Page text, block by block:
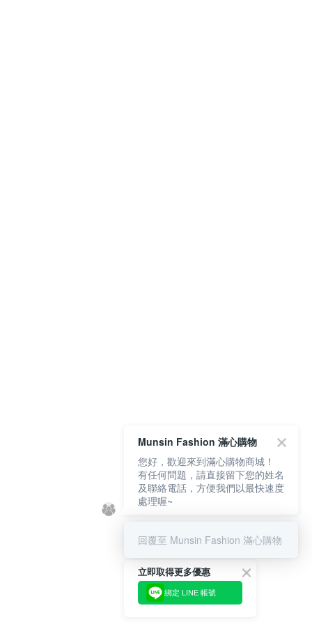
立即取得更多優惠
綁定 LINE 帳號
Munsin Fashion 滿心購物
您好，歡迎來到滿心購物商城！
有任何問題，請直接留下您的姓名
及聯絡電話，方便我們以最快速度
處理喔~
回覆至 Munsin Fashion 滿心購物